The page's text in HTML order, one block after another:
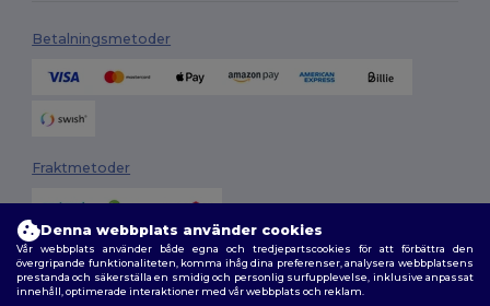
Betalningsmetoder
Fraktmetoder
Denna webbplats använder cookies
Vår webbplats använder både egna och tredjepartscookies för att förbättra den
övergripande funktionaliteten, komma ihåg dina preferenser, analysera webbplatsens
prestanda och säkerställa en smidig och personlig surfupplevelse, inklusive anpassat
innehåll, optimerade interaktioner med vår webbplats och reklam.